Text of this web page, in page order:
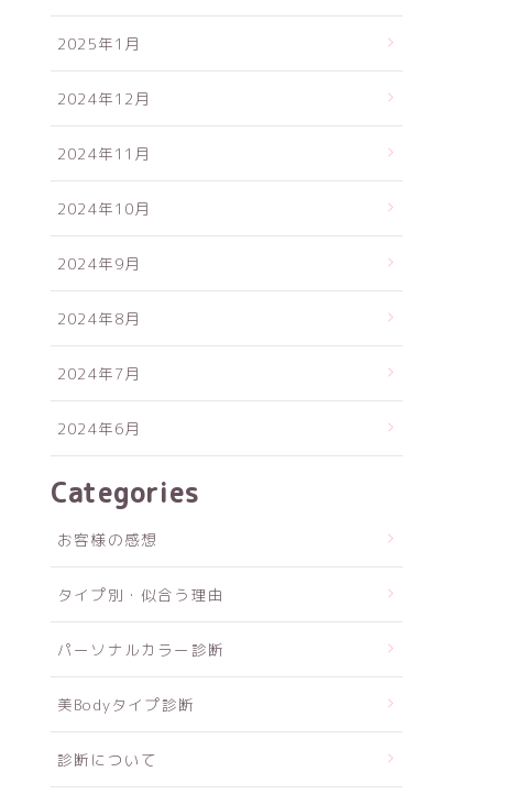
2025年1月
2024年12月
2024年11月
2024年10月
2024年9月
2024年8月
2024年7月
2024年6月
Categories
お客様の感想
タイプ別・似合う理由
パーソナルカラー診断
美Bodyタイプ診断
診断について